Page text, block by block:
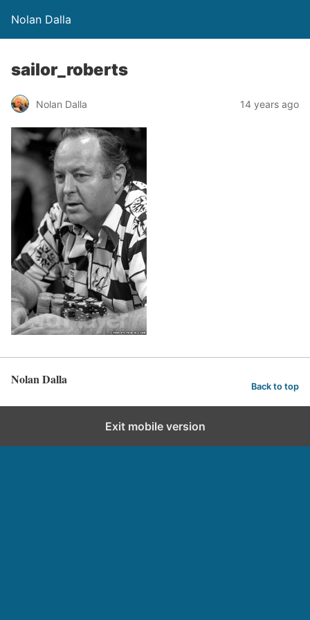
Nolan Dalla
sailor_roberts
Nolan Dalla 14 years ago
Nolan Dalla Back to top
Exit mobile version